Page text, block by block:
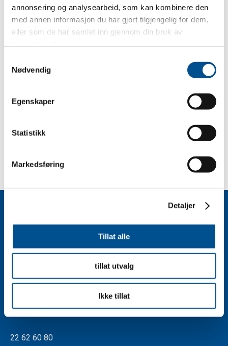
annonsering og analysearbeid, som kan kombinere den
med annen informasjon du har gjort tilgjengelig for dem,
eller som de har samlet inn gjennom din bruk av
Nødvendig
Egenskaper
Statistikk
Markedsføring
Detaljer
Tillat alle
tillat utvalg
Ikke tillat
Styreleder
Kontakt oss
Org nr. 981 454 901
22 62 60 80